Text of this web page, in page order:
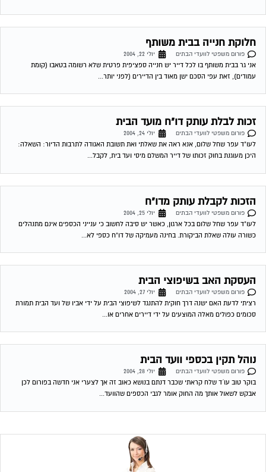
חלוקת חנייה בבית משותף
פורום משפטי לוועדי הבתים
יולי 22, 2004
אני גר בבית משותף בו לכל דייר יש חנייה ספציפית פרטית שלא רשומה בטאבו (קומת
עמודים), זאת עפי הסכם ישן מאוד בין הדיירים (לפני יותר...
זכות לבלת עותק דו"ח מועד הבית
פורום משפטי לוועדי הבתים
יולי 24, 2004
לעו"ד עפר שחל שלום, אנא ראה את שאלתי ואת תשובת האגודה לתרבות הדיור: השאלה:
היכן מעוגנת בחוק זכותו של דייר המשלם מיסי ועד בית, לקבל...
הזכות לקבלת עותק מדו"ח
פורום משפטי לוועדי הבתים
יולי 25, 2004
לעו"ד עפר שחל שלום בכל ארגון, כאשר יש סיבה לחשוב כי ענייני הכספים אינם מתנהלים
כשורה עולה שאלת הביקורת. בחינה מעמיקה של דו"ח כספי לא...
העסקת האב בשיפוצי הבית
פורום משפטי לוועדי הבתים
יולי 27, 2004
רציתי לדעת האם ישנה דרך חוקית להתנגד לשיפוצי הבית על ידי אביו של ועד הבית תמורת
סכומים כפולים מאלה המוצעים על ידי דיירים אחרים או...
נוהל תקין בכספי וועד הבית
פורום משפטי לוועדי הבתים
יולי 28, 2004
בוקר טוב עו´ד שלח קראתי שכבר דנתם בנושא כאוב זה אך לצערי אני חדשה בפורום לכן
אבקש לשאול אותך מה החוק אומר לגבי הכספים שהוועד...